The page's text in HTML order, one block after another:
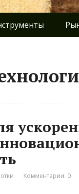
Комментарии: 0